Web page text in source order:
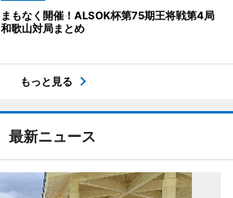
まもなく開催！ALSOK杯第75期王将戦第4局
和歌山対局まとめ
もっと見る
最新ニュース